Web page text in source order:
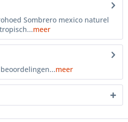
Sombrero mexico naturel
meer
meer